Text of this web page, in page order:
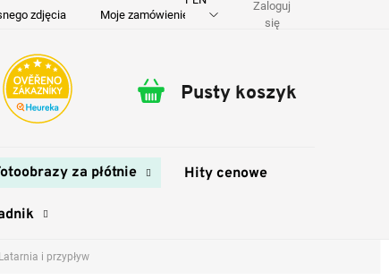
zdjęcia Moje zamówienie Dostawa i płatność
Zaloguj
się
Koszyk
Pusty koszyk
za płótnie Hity cenowe
i przypływ